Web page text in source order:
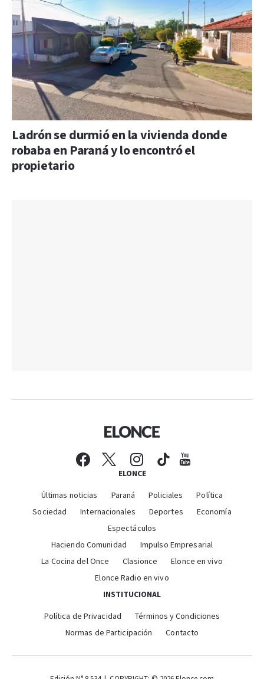
Ladrón se durmió en la vivienda donde
robaba en Paraná y lo encontró el
propietario
ELONCE
Últimas noticias Paraná Policiales
Política
Sociedad
Internacionales Deportes
Economía
Espectáculos
Haciendo Comunidad
Impulso Empresarial
La Cocina del Once
Clasionce
Elonce en vivo
Elonce Radio en vivo
INSTITUCIONAL
Política de Privacidad
Términos y Condiciones
Normas de Participación
Contacto